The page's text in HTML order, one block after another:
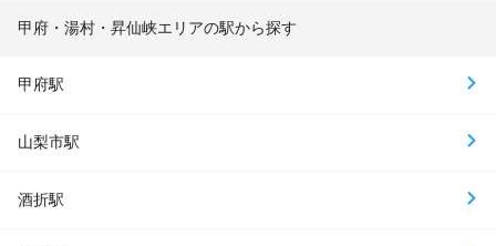
甲府・湯村・昇仙峡エリアの駅から探す
甲府駅
山梨市駅
酒折駅